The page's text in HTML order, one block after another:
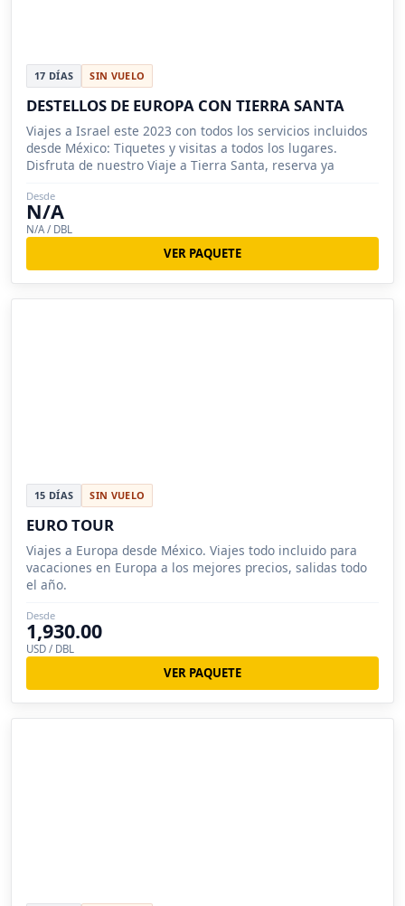
17 DÍAS SIN VUELO
DESTELLOS DE EUROPA CON TIERRA SANTA
Viajes a Israel este 2023 con todos los servicios incluidos
desde México: Tiquetes y visitas a todos los lugares.
Disfruta de nuestro Viaje a Tierra Santa, reserva ya
Desde
N/A
N/A / DBL
VER PAQUETE
15 DÍAS SIN VUELO
EURO TOUR
Viajes a Europa desde México. Viajes todo incluido para
vacaciones en Europa a los mejores precios, salidas todo
el año.
Desde
1,930.00
USD / DBL
VER PAQUETE